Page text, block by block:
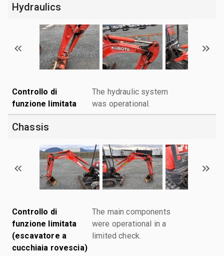
Hydraulics
Controllo di
funzione limitata
The hydraulic system
was operational.
Chassis
Controllo di
funzione limitata
(escavatore a
cucchiaia rovescia)
The main components
were operational in a
limited check.